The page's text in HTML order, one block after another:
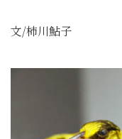
文/柿川鮎子